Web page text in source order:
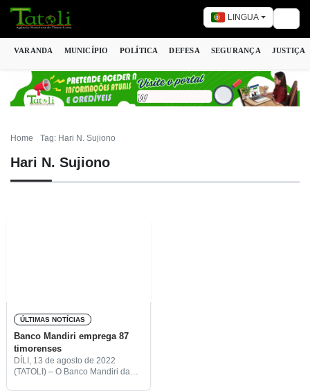
LINGUA
VARANDA MUNICÍPIO POLÍTICA DEFESA SEGURANÇA JUSTIÇA
Home Tag: Hari N. Sujiono
Hari N. Sujiono
ÚLTIMAS NOTÍCIAS
Banco Mandiri emprega 87
timorenses
DÍLI, 13 de agosto de 2022
(TATOLI) – O Banco Mandiri da